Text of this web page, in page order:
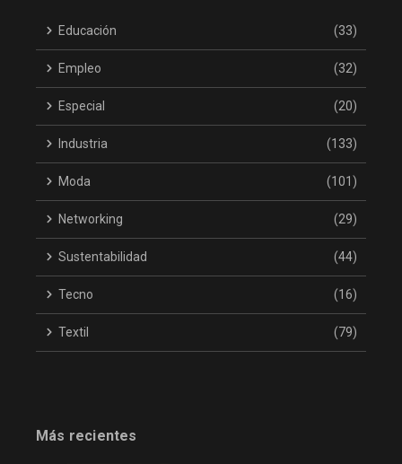
Educación (33)
Empleo (32)
Especial (20)
Industria (133)
Moda (101)
Networking (29)
Sustentabilidad (44)
Tecno (16)
Textil (79)
Más recientes